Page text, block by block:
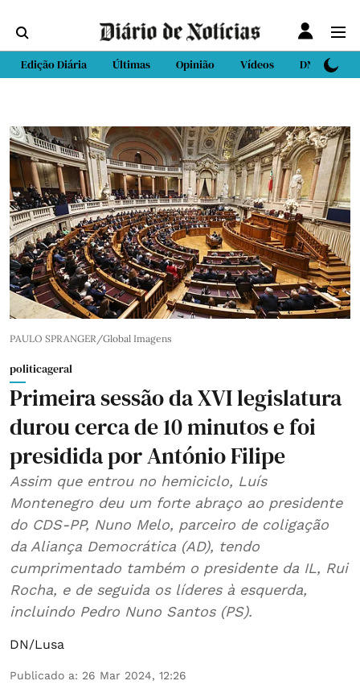
Edição Diária Últimas Opinião Vídeos DN Sport
PAULO SPRANGER/Global Imagens
politicageral
Primeira sessão da XVI legislatura
durou cerca de 10 minutos e foi
presidida por António Filipe
Assim que entrou no hemiciclo, Luís
Montenegro deu um forte abraço ao presidente
do CDS-PP, Nuno Melo, parceiro de coligação
da Aliança Democrática (AD), tendo
cumprimentado também o presidente da IL, Rui
Rocha, e de seguida os líderes à esquerda,
incluindo Pedro Nuno Santos (PS).
DN/Lusa
Publicado a: 26 Mar 2024, 12:26